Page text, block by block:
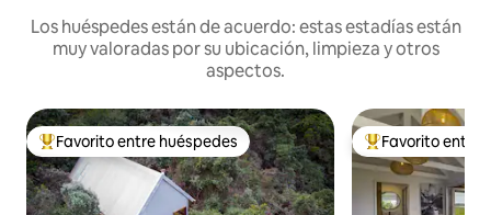
Los huéspedes están de acuerdo: estas estadías están
muy valoradas por su ubicación, limpieza y otros
aspectos.
Favorito entre huéspedes preferido
Favorito entre huéspedes Favorito entre
Favorito entre